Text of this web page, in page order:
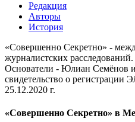
Редакция
Авторы
История
«Совершенно Секретно» -
журналистских расследований.
Основатели - Юлиан Семёнов
свидетельство о
25.12.2020 г.
«Совершенно Секретно» в